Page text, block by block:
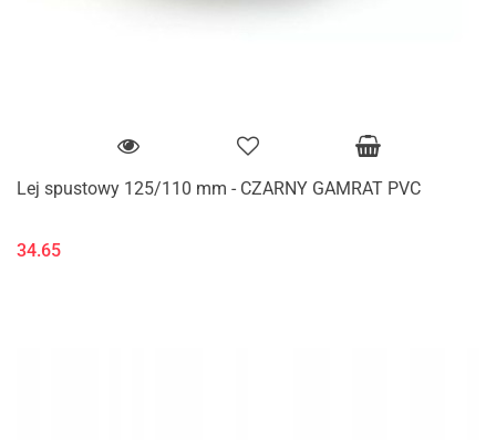
Lej spustowy 125/110 mm - CZARNY GAMRAT PVC
34.65